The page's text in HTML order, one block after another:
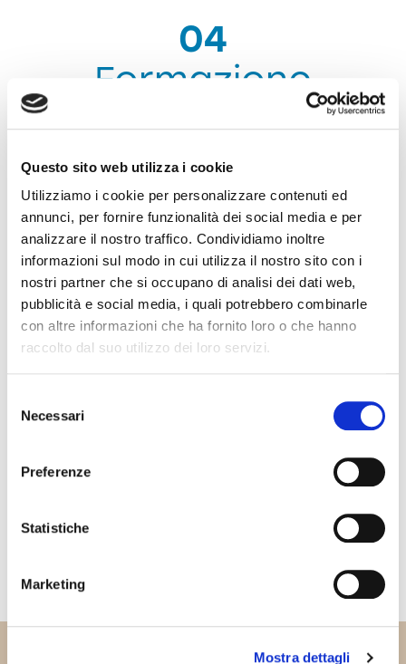
Questo sito web utilizza i cookie
Utilizziamo i cookie per personalizzare contenuti ed
annunci, per fornire funzionalità dei social media e per
analizzare il nostro traffico. Condividiamo inoltre
informazioni sul modo in cui utilizza il nostro sito con i
nostri partner che si occupano di analisi dei dati web,
pubblicità e social media, i quali potrebbero combinarle
con altre informazioni che ha fornito loro o che hanno
raccolto dal suo utilizzo dei loro servizi.
delNecessari
Preferenze
Statistiche
Marketing
Mostra dettagli
04
Formazione
specificaè la base per un utilizzo
efficace ed efficiente degli impianti
e macchinari. Per questo SORMEC
dedica grande attenzione alla
formazione del personaledei clienti
con corsi mirati e personalizzati in
funzione delle singole esigenze.
RAMP-UP PRODUZIONE
ASSISTENZA ALLA PRODUZIONE